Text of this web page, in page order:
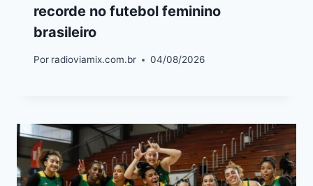
recorde no futebol feminino
brasileiro
Por radioviamix.com.br 04/08/2026